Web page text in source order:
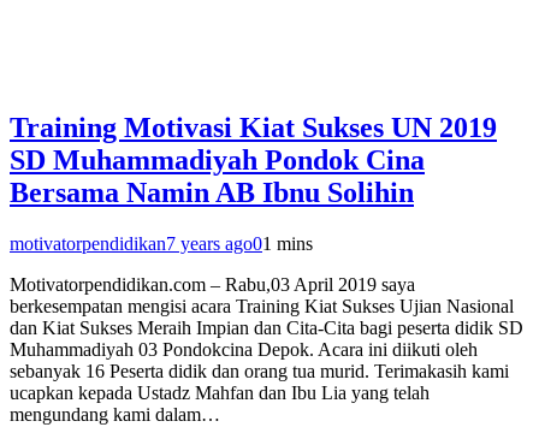
Training Motivasi Kiat Sukses UN 2019
SD Muhammadiyah Pondok Cina
Bersama Namin AB Ibnu Solihin
motivatorpendidikan7 years ago01 mins
Motivatorpendidikan.com – Rabu,03 April 2019 saya
berkesempatan mengisi acara Training Kiat Sukses Ujian Nasional
dan Kiat Sukses Meraih Impian dan Cita-Cita bagi peserta didik SD
Muhammadiyah 03 Pondokcina Depok. Acara ini diikuti oleh
sebanyak 16 Peserta didik dan orang tua murid. Terimakasih kami
ucapkan kepada Ustadz Mahfan dan Ibu Lia yang telah
mengundang kami dalam…